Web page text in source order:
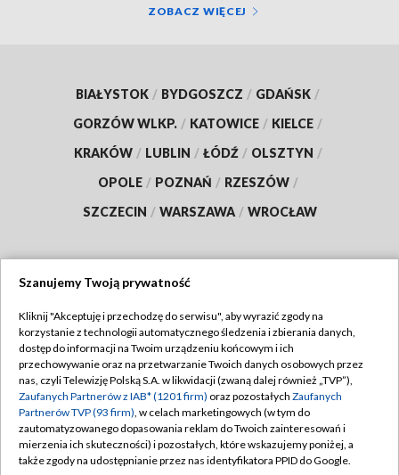
ZOBACZ WIĘCEJ
BIAŁYSTOK / BYDGOSZCZ / GDAŃSK /
GORZÓW WLKP. / KATOWICE / KIELCE /
KRAKÓW / LUBLIN / ŁÓDŹ / OLSZTYN /
OPOLE / POZNAŃ / RZESZÓW /
SZCZECIN / WARSZAWA / WROCŁAW
TVP
Abonament TVP
Emisja w TVP
Centrum informacji TVP
Naziemna Telewizja Cyfrowa
Regulamin TVP
Polityka prywatności
Moje zgody
Pomoc
Szanujemy Twoją prywatność
Kliknij "Akceptuję i przechodzę do serwisu", aby wyrazić zgody na
korzystanie z technologii automatycznego śledzenia i zbierania danych,
dostęp do informacji na Twoim urządzeniu końcowym i ich
przechowywanie oraz na przetwarzanie Twoich danych osobowych przez
nas, czyli Telewizję Polską S.A. w likwidacji (zwaną dalej również „TVP”),
Zaufanych Partnerów z IAB* (1201 firm) oraz pozostałych Zaufanych
Partnerów TVP (93 firm), w celach marketingowych (w tym do
zautomatyzowanego dopasowania reklam do Twoich zainteresowań i
mierzenia ich skuteczności) i pozostałych, które wskazujemy poniżej, a
także zgody na udostępnianie przez nas identyfikatora PPID do Google.